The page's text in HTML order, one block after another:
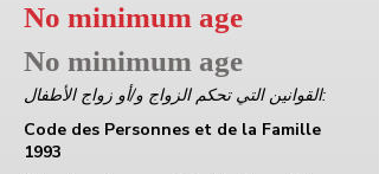
No minimum age
No minimum age
القوانين التي تحكم الزواج و/أو زواج الأطفال:
Code des Personnes et de la Famille
1993